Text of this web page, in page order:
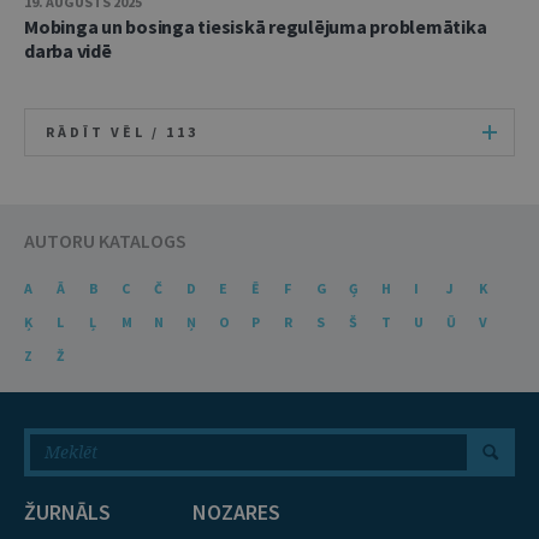
Mobinga un bosinga tiesiskā regulējuma problemātika
darba vidē
RĀDĪT VĒL / 113
AUTORU KATALOGS
A Ā B C Č D E Ē F G Ģ H I J
K
Ķ
L Ļ M N Ņ O P R S Š T U Ū
V
Z
Ž
ŽURNĀLS
NOZARES